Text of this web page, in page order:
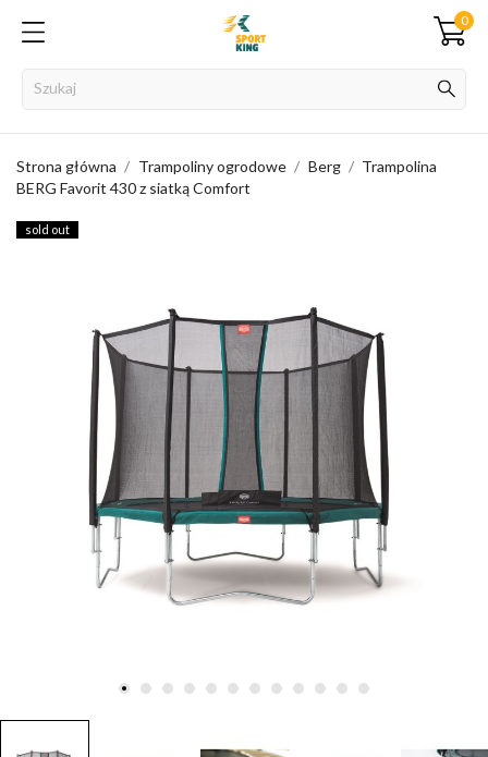
0
Strona główna Trampoliny ogrodowe Berg
Trampolina
BERG Favorit 430 z siatką Comfort
sold out